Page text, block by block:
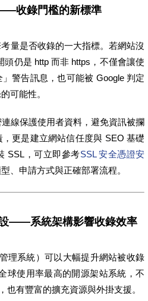
收錄門檻的新標準
量是否收錄的一大指標。若網站沒
頭仍是 http 而非 https，不僅會讓使
警告訊息，也可能被 Google 判定
可能性。
線保護使用者資料，避免資訊被攔
更是建立網站信任度與 SEO 基礎
SSL，可立即參考SSL 安全憑證安
、申請方式與正確部署流程。
——系統架構影響收錄效率
理系統）可以大幅提升網站被收錄
球使用率最高的開源架站系統，不
也有豐富的擴充資源與外掛支援。